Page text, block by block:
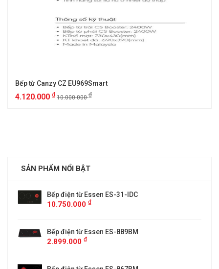
Bếp từ Canzy CZ EU969Smart
4.120.000 ₫ 10.000.000₫
SẢN PHẨM NỔI BẬT
Bếp điện từ Essen ES-31-IDC
10.750.000 ₫
Bếp điện từ Essen ES-889BM
2.899.000 ₫